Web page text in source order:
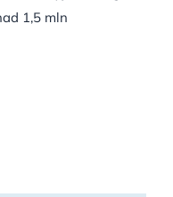
1,5 mln